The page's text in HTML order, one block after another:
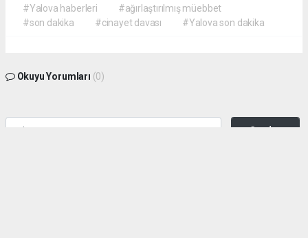
#Yalova haberleri
#ağırlaştırılmış müebbet
#son dakika
#cinayet davası #Yalova son dakika
Okuyu Yorumları (0)
Gonder